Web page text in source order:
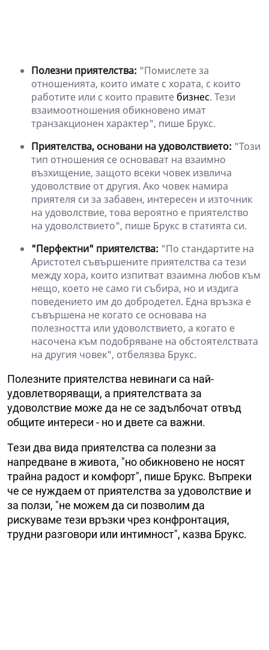
Полезни приятелства: "Помислете за
отношенията, които имате с хората, с които
работите или с които правите бизнес. Тези
взаимоотношения обикновено имат
транзакционен характер", пише Брукс.
Приятелства, основани на удоволствието: "Този
тип отношения се основават на взаимно
възхищение, защото всеки човек извлича
удоволствие от другия. Ако човек намира
приятеля си за забавен, интересен и източник
на удоволствие, това вероятно е приятелство
на удоволствието", пише Брукс в статията си.
"Перфектни" приятелства: "По стандартите на
Аристотел съвършените приятелства са тези
между хора, които изпитват взаимна любов към
нещо, което не само ги събира, но и издига
поведението им до добродетел. Една връзка е
съвършена не когато се основава на
полезността или удоволствието, а когато е
насочена към подобряване на обстоятелствата
на другия човек", отбелязва Брукс.
Полезните приятелства невинаги са най-
удовлетворяващи, а приятелствата за
удоволствие може да не се задълбочат отвъд
общите интереси - но и двете са важни.
Тези два вида приятелства са полезни за
напредване в живота, "но обикновено не носят
трайна радост и комфорт", пише Брукс. Въпреки
че се нуждаем от приятелства за удоволствие и
за ползи, "не можем да си позволим да
рискуваме тези връзки чрез конфронтация,
трудни разговори или интимност", казва Брукс.